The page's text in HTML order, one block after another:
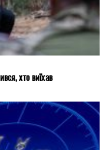
хто виїхав